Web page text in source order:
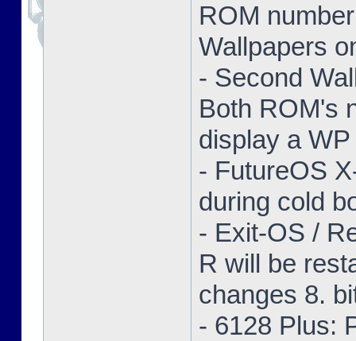
ROM
Wallpapers
- Second
Both ROM's
display a
- FutureOS
during cold
- Exit-OS /
R will be
changes 8.
- 6128 Plus: